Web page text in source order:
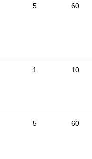
5 60
1 10
5 60